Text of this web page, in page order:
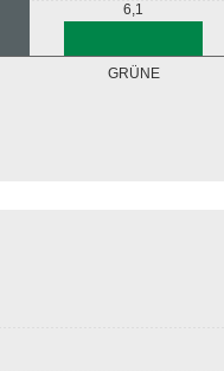
GRÜNE
6,1